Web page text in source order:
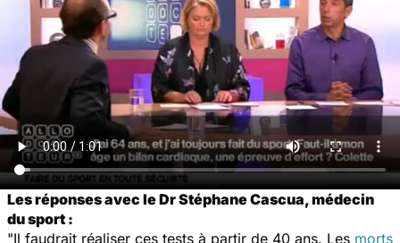
Les réponses avec le Dr Stéphane Cascua, médecin
du sport :
"Il faudrait réaliser ces tests à partir de 40 ans. Les morts